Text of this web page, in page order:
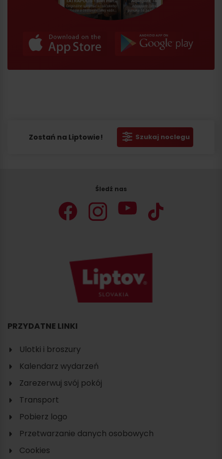
Zostań na Liptowie! Szukaj noclegu
Śledź nas
PRZYDATNE LINKI
Ulotki i broszury
Kalendarz wydarzeń
Zarezerwuj svój pokój
Transport
Pobierz logo
Przetwarzanie danych osobowych
Cookies